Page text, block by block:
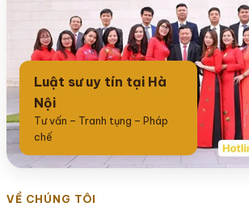
Gọi 0983 019 109
Gọi 0983 019 109
Luật sư uy tín tại Hà
Nội
Tư vấn – Tranh tụng – Pháp
chế
VỀ CHÚNG TÔI